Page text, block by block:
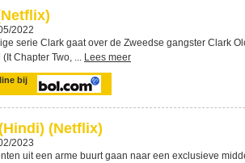
2022
serie Clark gaat over de Zweedse gangster Clark
Chapter Two, ... Lees meer
bij
(Netflix)
2023
uit een arme buurt gaan naar een exclusieve